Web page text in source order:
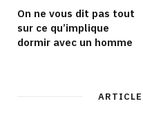
On ne vous dit pas tout
sur ce qu’implique
dormir avec un homme